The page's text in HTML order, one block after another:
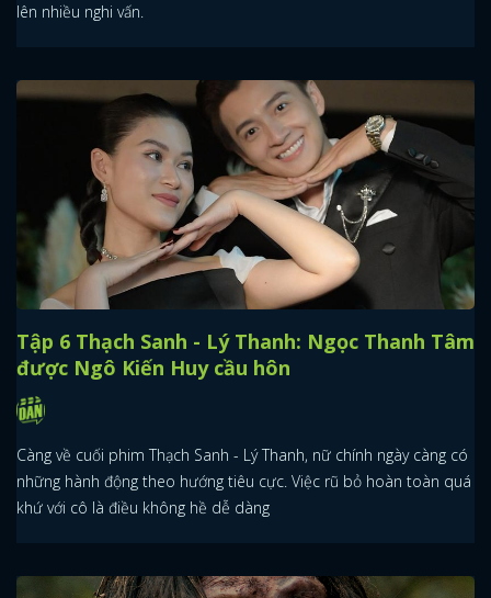
lên nhiều nghi vấn.
Tập 6 Thạch Sanh - Lý Thanh: Ngọc Thanh Tâm
được Ngô Kiến Huy cầu hôn
Càng về cuối phim Thạch Sanh - Lý Thanh, nữ chính ngày càng có
những hành động theo hướng tiêu cực. Việc rũ bỏ hoàn toàn quá
khứ với cô là điều không hề dễ dàng